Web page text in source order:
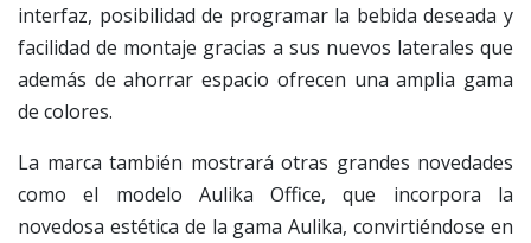
interfaz, posibilidad de programar la bebida deseada y
facilidad de montaje gracias a sus nuevos laterales que
además de ahorrar espacio ofrecen una amplia gama
de colores.
La marca también mostrará otras grandes novedades
como el modelo Aulika Office, que incorpora la
novedosa estética de la gama Aulika, convirtiéndose en